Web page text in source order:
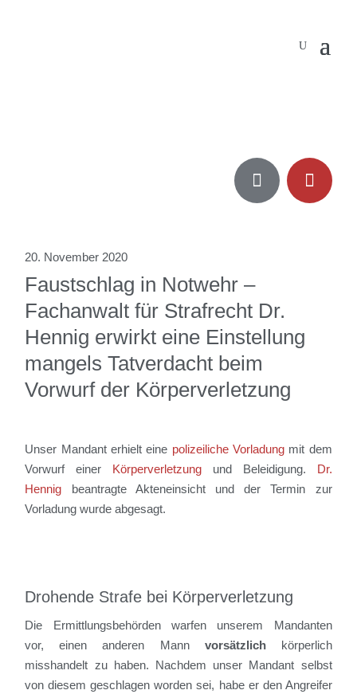
20. November 2020
Faustschlag in Notwehr –
Fachanwalt für Strafrecht Dr.
Hennig erwirkt eine Einstellung
mangels Tatverdacht beim
Vorwurf der Körperverletzung
Unser Mandant erhielt eine polizeiliche Vorladungmit dem
Vorwurf einer Körperverletzung und Beleidigung. Dr.
Hennig beantragte Akteneinsicht und der Termin zur
Vorladung wurde abgesagt.
Drohende Strafe bei Körperverletzung
Die Ermittlungsbehörden warfen unserem Mandanten
vor,einen anderen Mann vorsätzlichkörperlich
misshandelt zu haben. Nachdem unser Mandant selbst
von diesem geschlagen worden sei, habe er den Angreifer